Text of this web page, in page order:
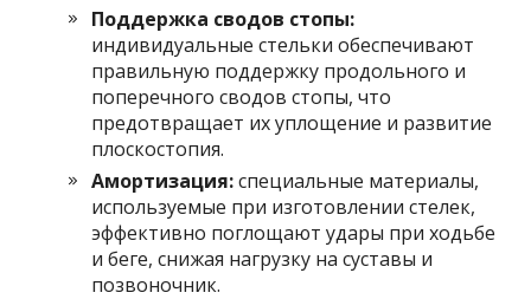
Поддержка сводов стопы:
индивидуальные стельки обеспечивают
правильную поддержку продольного и
поперечного сводов стопы, что
предотвращает их уплощение и развитие
плоскостопия.
Амортизация:специальные материалы,
используемые при изготовлении стелек,
эффективно поглощают удары при ходьбе
и беге, снижая нагрузку на суставы и
позвоночник.